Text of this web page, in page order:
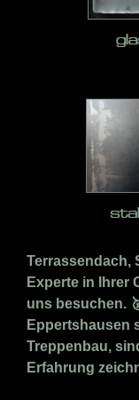
Terrassendach,
Experte in Ihrer
uns besuchen.
Eppertshausen
Treppenbau,
Erfahrung